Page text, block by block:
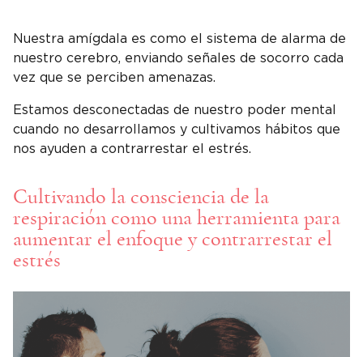
Nuestra amígdala es como el sistema de alarma de
nuestro cerebro, enviando señales de socorro cada
vez que se perciben amenazas.
Estamos desconectadas de nuestro poder mental
cuando no desarrollamos y cultivamos hábitos que
nos ayuden a contrarrestar el estrés.
Cultivando la consciencia de la
respiración como una herramienta para
aumentar el enfoque y contrarrestar el
estrés